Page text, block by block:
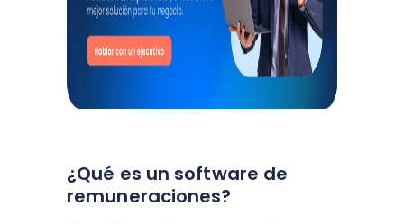
¿Qué es un software de
remuneraciones?